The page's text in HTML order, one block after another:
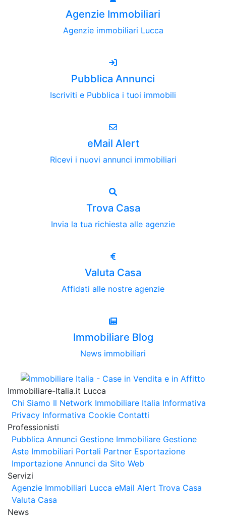
Agenzie Immobiliari
Agenzie immobiliari Lucca
Pubblica Annunci
Iscriviti e Pubblica i tuoi immobili
eMail Alert
Ricevi i nuovi annunci immobiliari
Trova Casa
Invia la tua richiesta alle agenzie
Valuta Casa
Affidati alle nostre agenzie
Immobiliare Blog
News immobiliari
Immobiliare-Italia.it Lucca
Chi Siamo Il Network Immobiliare Italia Informativa
Privacy Informativa Cookie Contatti
Professionisti
Pubblica Annunci Gestione Immobiliare Gestione
Aste Immobiliari Portali Partner Esportazione
Importazione Annunci da Sito Web
Servizi
Agenzie Immobiliari Lucca eMail Alert Trova Casa
Valuta Casa
News